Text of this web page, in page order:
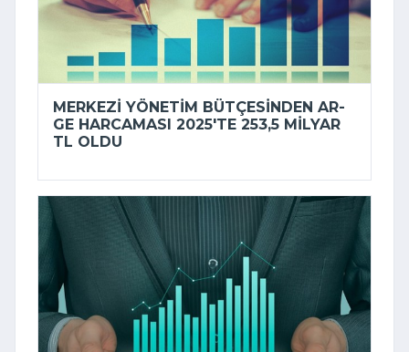
MERKEZI YÖNETIM BÜTÇESINDEN AR-
GE HARCAMASI 2025'TE 253,5 MILYAR
TL OLDU